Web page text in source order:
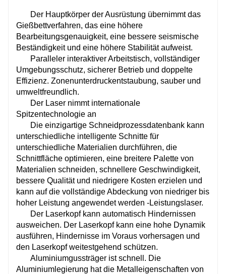
Der Hauptkörper der Ausrüstung übernimmt das
Gießbettverfahren, das eine höhere
Bearbeitungsgenauigkeit, eine bessere seismische
Beständigkeit und eine höhere Stabilität aufweist.
Paralleler interaktiver Arbeitstisch, vollständiger
Umgebungsschutz, sicherer Betrieb und doppelte
Effizienz. Zonenunterdruckentstaubung, sauber und
umweltfreundlich.
Der Laser nimmt internationale
Spitzentechnologie an
Die einzigartige Schneidprozessdatenbank kann
unterschiedliche intelligente Schnitte für
unterschiedliche Materialien durchführen, die
Schnittfläche optimieren, eine breitere Palette von
Materialien schneiden, schnellere Geschwindigkeit,
bessere Qualität und niedrigere Kosten erzielen und
kann auf die vollständige Abdeckung von niedriger bis
hoher Leistung angewendet werden -Leistungslaser.
Der Laserkopf kann automatisch Hindernissen
ausweichen. Der Laserkopf kann eine hohe Dynamik
ausführen, Hindernisse im Voraus vorhersagen und
den Laserkopf weitestgehend schützen.
Aluminiumgussträger ist schnell. Die
Aluminiumlegierung hat die Metalleigenschaften von